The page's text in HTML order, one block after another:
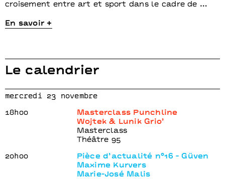
croisement entre art et sport dans le cadre de …
En savoir +
Le calendrier
mercredi 23 novembre
18h00
Masterclass Punchline
Wojtek & Lunik Grio’
Masterclass
Théâtre 95
20h00
Pièce d’actualité n°16 - Güven
Maxime Kurvers
Marie-José Malis